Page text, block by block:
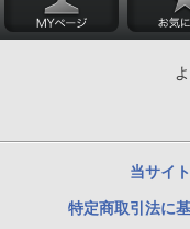
当サイ
特定商取引法に